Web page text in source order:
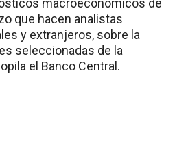
macroeconómicos de
que hacen analistas
y extranjeros, sobre la
seleccionadas de la
el Banco Central.